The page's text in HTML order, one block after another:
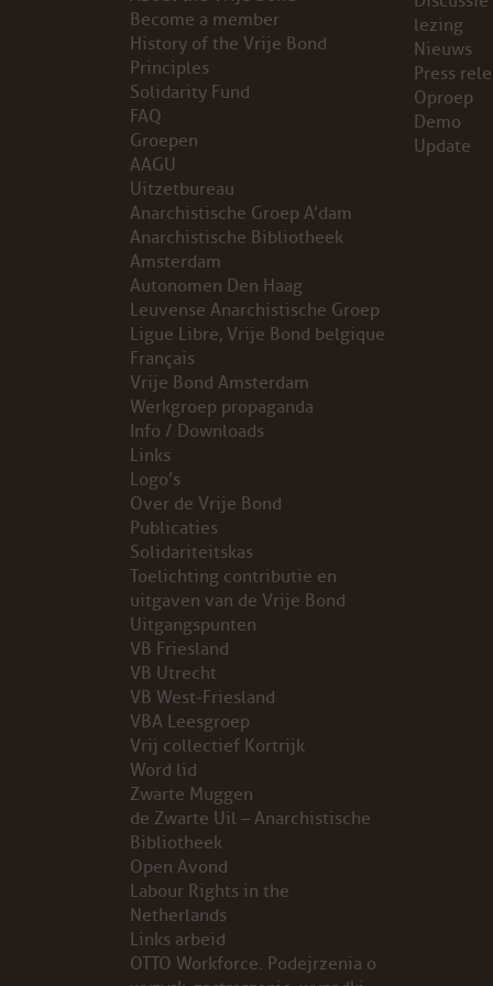
VB FRIESLAND
VB WEST-FRIESLAND
ZWARTE MUGGEN
WERKGROEP ARBEID
WERKGROEP PROPAGANDA
CAMPAGNES
ANARCHISME – EEN INTRODUCTIE
OTTO SLAVEFORCE
JUMBO DISTRIBUTIECENTRA EN OTTO WORKFORCE
PROBLEMY Z AGENCJA… PRACY TYMCZASOWEJ
KUNST-ANARCHISTISCHE DAG BAJEENKOMST
VERKIEZINGEN
BASTION BASTARDS
DE CRISIS VOORBIJ
CODE ZWART
FREE JOCK PALFREEMAN
BUITEN DE ORDE
Become a member
History of the Vrije Bond
Principles
Solidarity Fund
FAQ
Groepen
AAGU
Uitzetbureau
Anarchistische Groep A’dam
Anarchistische Bibliotheek
Amsterdam
Autonomen Den Haag
Leuvense Anarchistische Groep
Ligue Libre, Vrije Bond belgique
Français
Vrije Bond Amsterdam
Werkgroep propaganda
Info / Downloads
Links
Logo’s
Over de Vrije Bond
Publicaties
Solidariteitskas
Toelichting contributie en
uitgaven van de Vrije Bond
Uitgangspunten
VB Friesland
VB Utrecht
VB West-Friesland
VBA Leesgroep
Vrij collectief Kortrijk
Word lid
Zwarte Muggen
de Zwarte Uil – Anarchistische
Bibliotheek
Open Avond
Labour Rights in the
Netherlands
Links arbeid
OTTO Workforce. Podejrzenia o
lezing
Nieuws
Press
Oproep
Demo
Update